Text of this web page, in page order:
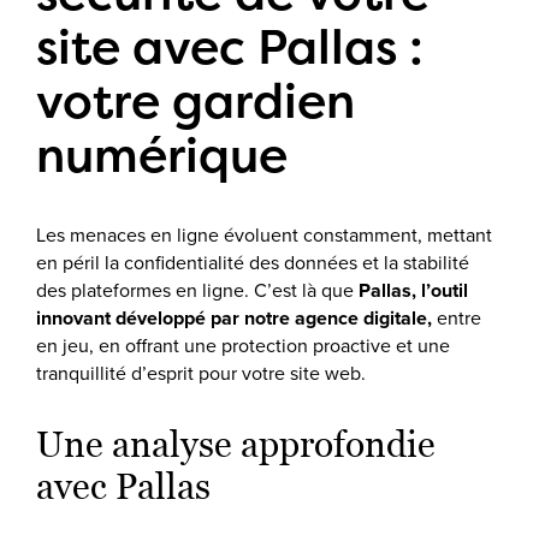
site avec Pallas :
votre gardien
numérique
Les menaces en ligne évoluent constamment, mettant
en péril la confidentialité des données et la stabilité
des plateformes en ligne. C’est là que Pallas, l’outil
innovant développé par notre agence digitale,entre
en jeu, en offrant une protection proactive et une
tranquillité d’esprit pour votre site web.
Une analyse approfondie
avec Pallas